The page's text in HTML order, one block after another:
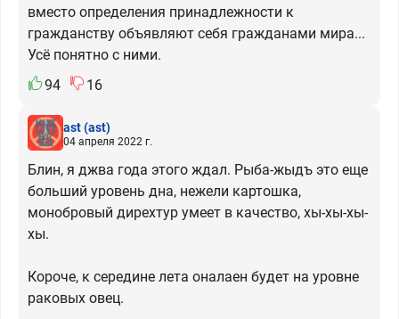
вместо определения принадлежности к
гражданству объявляют себя гражданами мира...
Усё понятно с ними.
94
16
ast(ast)
04 апреля 2022 г.
Блин, я джва года этого ждал. Рыба-жыдъ это еще
больший уровень дна, нежели картошка,
монобровый дирехтур умеет в качество, хы-хы-хы-
хы.
Короче, к середине лета оналаен будет на уровне
раковых овец.